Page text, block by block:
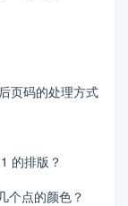
页码的处理方式
的排版？
个点的颜色？